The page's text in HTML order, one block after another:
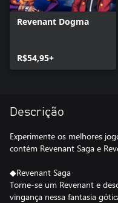
Revenant Dogma
R$54,95+
Descrição
Experimente os melhores
contém Revenant Saga e
◆Revenant Saga
Torne-se um Revenant e
vingança nessa fantasia